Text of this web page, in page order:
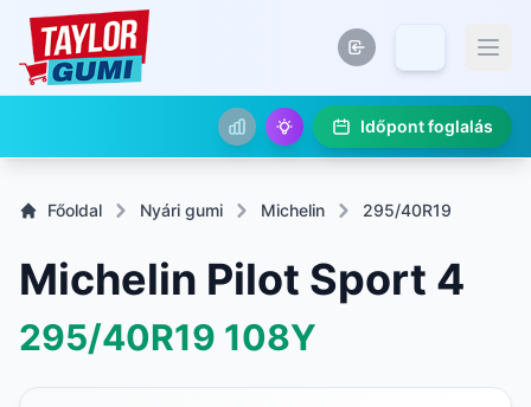
Időpont foglalás
Főoldal Nyári gumi Michelin 295/40R19
Michelin Pilot Sport 4
295/40R19 108Y